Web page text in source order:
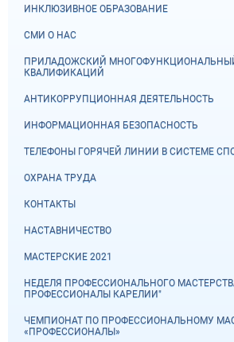
ИНКЛЮЗИВНОЕ ОБРАЗОВАНИЕ
СМИ О НАС
ПРИЛАДОЖСКИЙ
КВАЛИФИКАЦИЙ
АНТИКОРРУПЦИОННАЯ ДЕЯТЕЛЬНОСТЬ
ИНФОРМАЦИОННАЯ БЕЗОПАСНОСТЬ
ТЕЛЕФОНЫ ГОРЯЧЕЙ ЛИНИИ В СИСТЕМЕ
ОХРАНА ТРУДА
КОНТАКТЫ
НАСТАВНИЧЕСТВО
МАСТЕРСКИЕ 2021
НЕДЕЛЯ ПРОФЕССИОНАЛЬНОГО
ПРОФЕССИОНАЛЫ КАРЕЛИИ"
ЧЕМПИОНАТ ПО ПРОФЕССИОНАЛЬНОМУ
«ПРОФЕССИОНАЛЫ»